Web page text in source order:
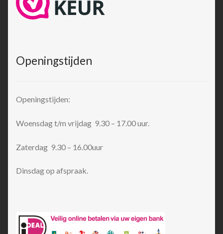
Openingstijden
Openingstijden:
Woensdag t/m vrijdag 9.30 – 17.00 uur.
Zaterdag 9.30 – 16.00uur
Dinsdag op afspraak.